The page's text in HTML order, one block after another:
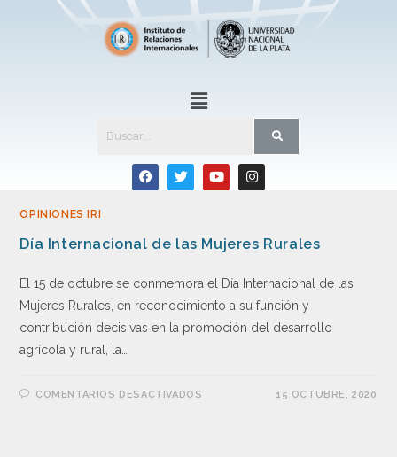
OPINIONES IRI
Día Internacional de las Mujeres Rurales
El 15 de octubre se conmemora el Día Internacional de las
Mujeres Rurales, en reconocimiento a su función y
contribución decisivas en la promoción del desarrollo
agrícola y rural, la…
COMENTARIOS DESACTIVADOS 15 OCTUBRE, 2020